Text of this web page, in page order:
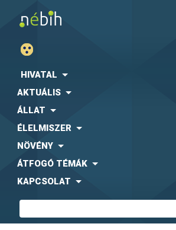
HIVATAL
AKTUÁLIS
ÁLLAT
ÉLELMISZER
NÖVÉNY
ÁTFOGÓ TÉMÁK
KAPCSOLAT